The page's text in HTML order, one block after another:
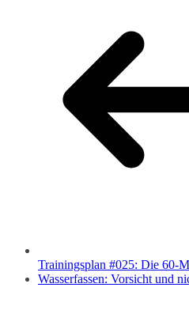
Trainingsplan #025: Die 60-
Wasserfassen: Vorsicht und